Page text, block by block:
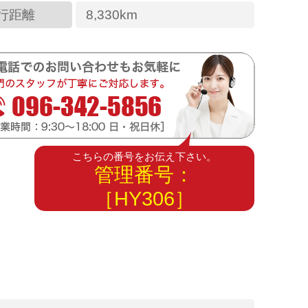
距離 8,330km
こちらの番号をお伝え下さい。
管理番号：
［HY306］